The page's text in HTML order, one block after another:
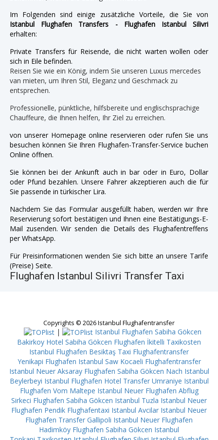
Im Folgenden sind einige zusätzliche Vorteile, die Sie von
Istanbul Flughafen Transfers - Flughafen Istanbul Silivri
erhalten:
Private Transfers für Reisende, die nicht warten wollen oder
sich in Eile befinden.
Reisen Sie wie ein König, indem Sie unseren Luxus mercedes
van mieten, um Ihren Stil, Eleganz und Geschmack zu
entsprechen.
Professionelle, pünktliche, hilfsbereite und englischsprachige
Chauffeure, die Ihnen helfen, Ihr Ziel zu erreichen.
von unserer Homepage online reservieren oder rufen Sie uns
besuchen können Sie Ihren Flughafen-Transfer-Service buchen
Online öffnen.
Sie können bei der Ankunft auch in bar oder in Euro, Dollar
oder Pfund bezahlen. Unsere Fahrer akzeptieren auch die für
Sie passende in türkischer Lira.
Nachdem Sie das Formular ausgefüllt haben, werden wir Ihre
Reservierung sofort bestätigen und Ihnen eine Bestätigungs-E-
Mail zusenden. Wir senden die Details des Flughafentreffens
per WhatsApp.
Für Preisinformationen wenden Sie sich bitte an unsere Tarife
(Preise) Seite.
Flughafen Istanbul Silivri Transfer Taxi
Copyrights © 2026 Istanbul Flughafentransfer
|
Istanbul Flughafen Sabiha Gökcen
Bakirkoy Hotel Sabiha Gökcen Flughafen İkitelli Taxikosten
Istanbul Flughafen Besiktaş Taxi Flughafentransfer
Yenikapi Flughafen Istanbul Saw Kocaeli Flughafentransfer
Istanbul Neuer Aksaray Flughafen Sabiha Gökcen Nach Istanbul
Beylerbeyi Istanbul Flughafen Hotel Transfer Umraniye Istanbul
Flughafen Vom Maltepe Istanbul Neuer Flughafen Abflug
Sirkeci Flughafen Sabiha Gökcen Istanbul Tuzla Istanbul Neuer
Flughafen Pendik Flughafentaxi Istanbul Avcilar Istanbul Neuer
Flughafen Transfer Gallipoli Istanbul Neuer Flughafen
Hadimköy Flughafen Sabiha Gökcen Istanbul